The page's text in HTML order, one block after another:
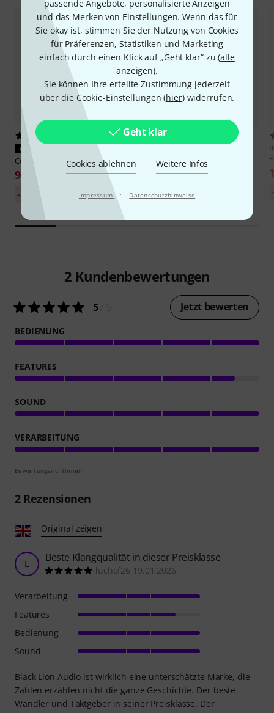
passende Angebote, personalisierte Anzeigen
und das Merken von Einstellungen. Wenn das für
Sie okay ist, stimmen Sie der Nutzung von Cookies
für Präferenzen, Statistiken und Marketing
einfach durch einen Klick auf „Geht klar“ zu (alle
anzeigen).
Sie können Ihre erteilte Zustimmung jederzeit
über die Cookie-Einstellungen (hier) widerrufen.
Geht klar
Cookies ablehnen Weitere Infos
Impressum · Datenschutzhinweise
PASST GARANTIERT
Cordial CPDS1 CC
9 €
30-Tage-Bestpreis:
-22%
Sommer CableBNC Cable 75
Ohms 0,75m
UVP: 32 €
-42%
2 Kundenbewertungen
5/ 5 Jetzt bewerten
BEDIENUNG
FEATURES
SOUND
VERARBEITUNG
Bewertungsrichtlinien
2Rezensionen
Original zeigen
L Beste Klangqualität in dieser Preisklasse
luchof26 19.01.2026
Black Lion Audio ist wirklich eine unterschätzte Marke, die
Zahlen erzählen nicht die ganze Geschichte. Der beste
Wandler und Taktgeber in seiner Preisklasse. Der
Verarbeitung
Features
Bedienung
Sound